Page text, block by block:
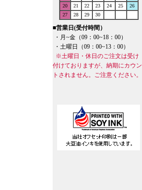
20
21 22 23 24 25
26
27
28 29 30
■営業日(受付時間）
・月~金（09：00~18：00）
・土曜日（09：00~13：00）
※土曜日・休日のご注文は受け
付けておりますが、納期にカウン
トされません。ご注意ください。